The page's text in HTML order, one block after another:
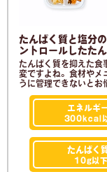
たんぱく質と塩分
ントロールしたた
たんぱく質を抑えた食
変ですよね。食材やメ
うに管理できないとお
エネルギ
300kcal
たんぱく
10g以下